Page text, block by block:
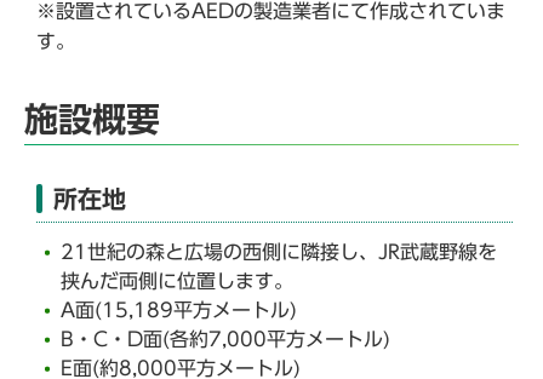
※設置されているAEDの製造業者にて作成されていま
す。
施設概要
所在地
21世紀の森と広場の西側に隣接し、JR武蔵野線を
挟んだ両側に位置します。
A面(15,189平方メートル)
B・C・D面(各約7,000平方メートル)
E面(約8,000平方メートル)